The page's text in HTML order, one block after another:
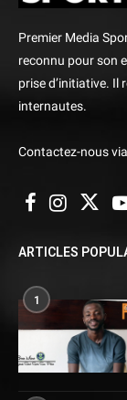
Premier Media
reconnu pour son
prise d’initiative. Il
internautes.
Contactez-nous via
ARTICLES
1